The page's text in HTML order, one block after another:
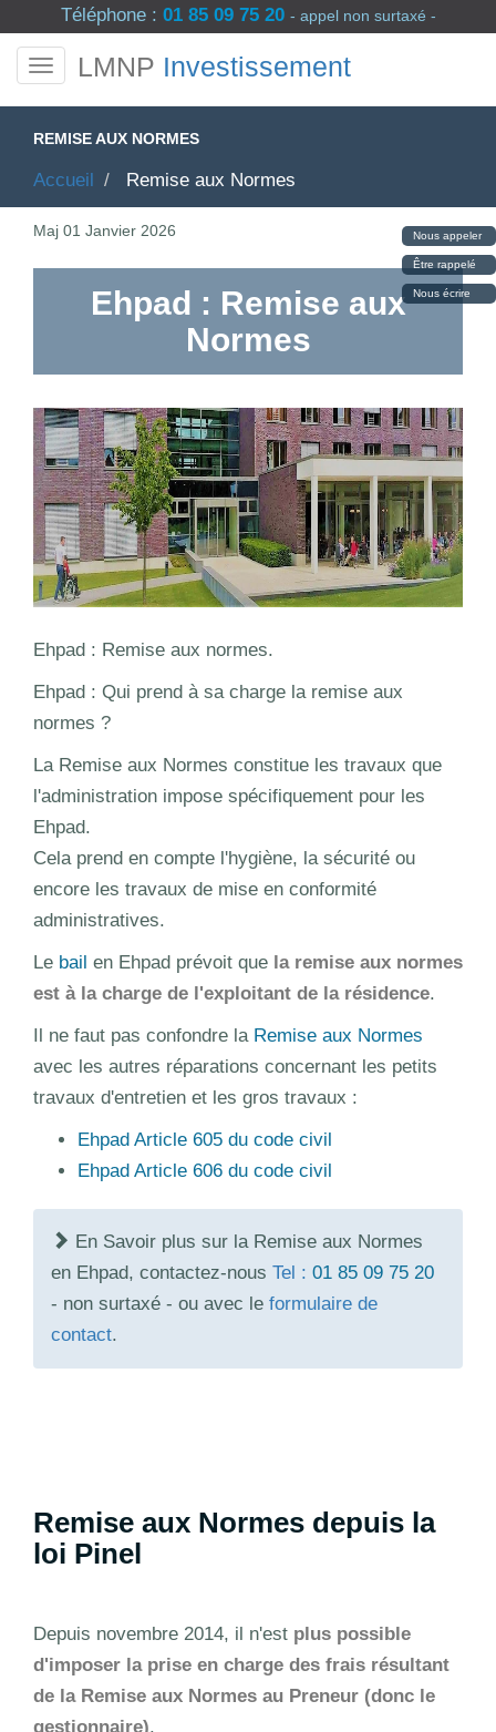
Téléphone : 01 85 09 75 20 - appel non surtaxé -
Nous appeler
Être rappelé
Nous écrire
LMNP Investissement
REMISE AUX NORMES
Accueil Remise aux Normes
Maj 01 Janvier 2026
Ehpad : Remise aux
Normes
Ehpad : Remise aux normes.
Ehpad : Qui prend à sa charge la remise aux
normes ?
La Remise aux Normes constitue les travaux que
l'administration impose spécifiquement pour les
Ehpad.
Cela prend en compte l'hygiène, la sécurité ou
encore les travaux de mise en conformité
administratives.
Le bail en Ehpad prévoit que la remise aux normes
est à la charge de l'exploitant de la résidence.
Il ne faut pas confondre la Remise aux Normes
avec les autres réparations concernant les petits
travaux d'entretien et les gros travaux :
Ehpad Article 605 du code civil
Ehpad Article 606 du code civil
En Savoir plus sur la Remise aux Normes
en Ehpad, contactez-nous Tel : 01 85 09 75 20
- non surtaxé - ou avec le formulaire de
contact.
Remise aux Normes depuis la
loi Pinel
Depuis novembre 2014, il n'est plus possible
d'imposer la prise en charge des frais résultant
de la Remise aux Normes au Preneur (donc le
gestionnaire).